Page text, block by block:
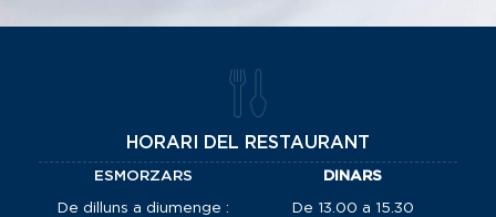
HORARI DEL RESTAURANT
ESMORZARS
De dilluns a diumenge :
DINARS
De 13.00 a 15.30